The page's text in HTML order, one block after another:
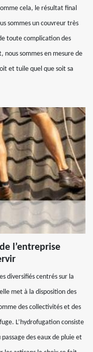
cela, le résultat final
sommes un couvreur très
toute complication des
sommes en mesure de
et tuile quel que soit sa
l’entreprise
diversifiés centrés sur la
met à la disposition des
des collectivités et des
L’hydrofugation consiste
des eaux de pluie et